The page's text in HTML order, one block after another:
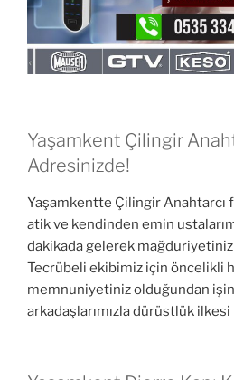
Yaşamkent Çilingir
Adresinizde!
Yaşamkentte Çilingir Anahtarcı
atik ve kendinden emin
dakikada gelerek
Tecrübeli ekibimiz için öncelikli
memnuniyetiniz olduğundan
arkadaşlarımızla dürüstlük ilkesi